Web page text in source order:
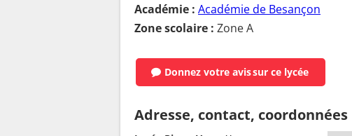
Académie : Académie de Besançon
Zone scolaire : Zone A
Donnez votre avissur ce lycée
Adresse, contact, coordonnées